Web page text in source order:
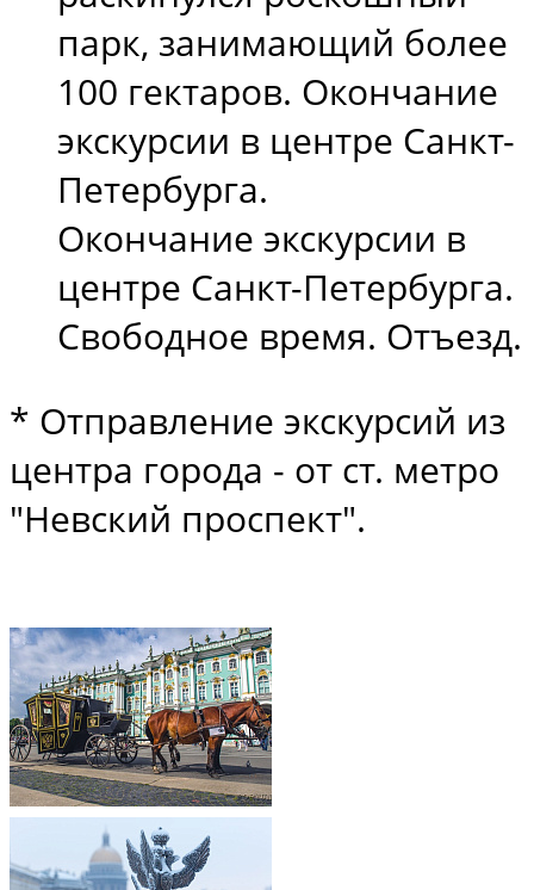
парк, занимающий более
100 гектаров. Окончание
экскурсии в центре Санкт-
Петербурга.
Окончание экскурсии в
центре Санкт-Петербурга.
Свободное время. Отъезд.
* Отправление экскурсий из
центра города - от ст. метро
"Невский проспект".